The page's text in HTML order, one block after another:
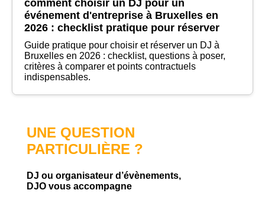
comment choisir un DJ pour un
événement d'entreprise à Bruxelles en
2026 : checklist pratique pour réserver
Guide pratique pour choisir et réserver un DJ à
Bruxelles en 2026 : checklist, questions à poser,
critères à comparer et points contractuels
indispensables.
UNE QUESTION
PARTICULIÈRE ?
DJ ou organisateur d’évènements,
DJO vous accompagne